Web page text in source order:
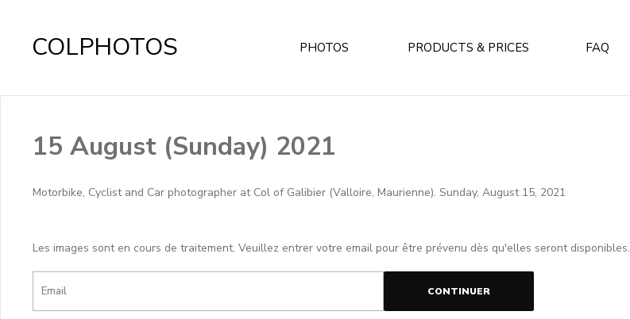
COLPHOTOS PHOTOS PRODUCTS & PRICES FAQ
15 August (Sunday) 2021
Motorbike, Cyclist and Car photographer at Col of Galibier (Valloire, Maurienne). Sunday, August 15, 2021
Les images sont en cours de traitement. Veuillez entrer votre email pour être prévenu dès qu'elles seront disponibles.
CONTINUER